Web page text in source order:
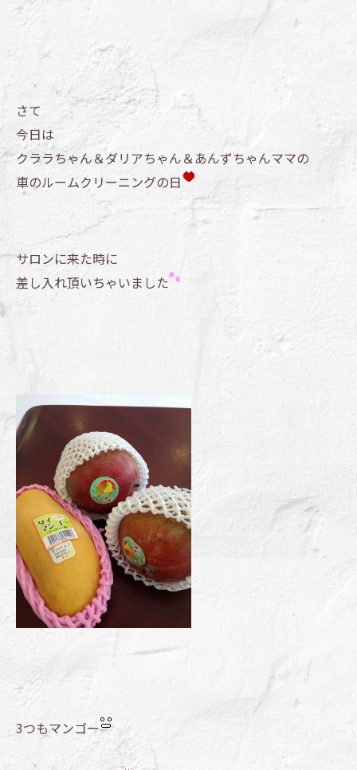
さて
今日は
クララちゃん＆ダリアちゃん＆あんずちゃんママの
車のルームクリーニングの日
サロンに来た時に
差し入れ頂いちゃいました
3つもマンゴー